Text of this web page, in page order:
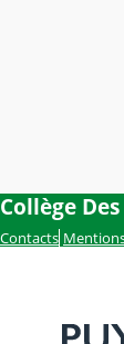
Collège Des
Contacts